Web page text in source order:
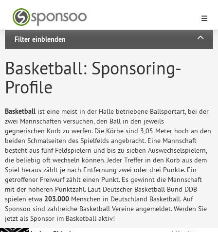
Filter einblenden
Basketball: Sponsoring-
Profile
Basketball ist eine meist in der Halle betriebene Ballsportart, bei der
zwei Mannschaften versuchen, den Ball in den jeweils
gegnerischen Korb zu werfen. Die Körbe sind 3,05 Meter hoch an den
beiden Schmalseiten des Spielfelds angebracht. Eine Mannschaft
besteht aus fünf Feldspielern und bis zu sieben Auswechselspielern,
die beliebig oft wechseln können. Jeder Treffer in den Korb aus dem
Spiel heraus zählt je nach Entfernung zwei oder drei Punkte. Ein
getroffener Freiwurf zählt einen Punkt. Es gewinnt die Mannschaft
mit der höheren Punktzahl. Laut Deutscher Basketball Bund DDB
spielen etwa 203.000 Menschen in Deutschland Basketball. Auf
Sponsoo sind zahlreiche Basketball Vereine angemeldet. Werden Sie
jetzt als Sponsor im Basketball aktiv!